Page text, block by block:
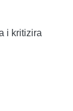
i kritizira